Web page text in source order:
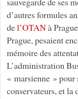
d’autres formules
del’OTANà
Prague, pesaient
mémoire des
L’administration
« marsienne » pour
conservateurs, et la